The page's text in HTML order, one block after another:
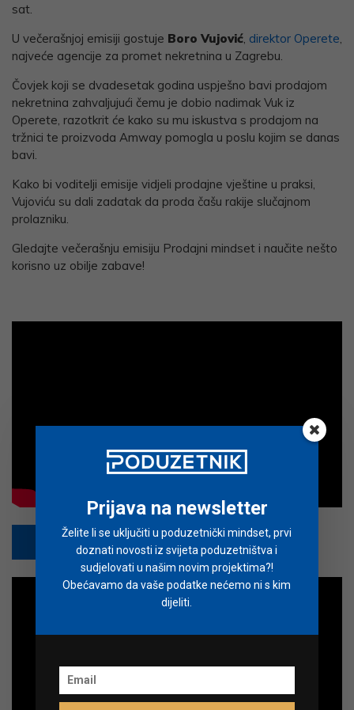
sat.
U večerašnjoj emisiji gostuje Boro Vujović, direktor Operete,
najveće agencije za promet nekretnina u Zagrebu.
Čovjek koji se dvadesetak godina uspješno bavi prodajom
nekretnina zahvaljujući čemu je dobio nadimak Vuk iz
Operete, razotkrit će kako su mu iskustva s prodajom na
tržnici te proizvoda Amway pomogla u poslu kojim se danas
bavi.
Kako bi voditelji emisije vidjeli prodajne vještine u praksi,
Vujoviću su dali zadatak da proda čašu rakije slučajnom
prolazniku.
Gledajte večerašnju emisiju Prodajni mindset i naučite nešto
korisno uz obilje zabave!
Prijava na newsletter
Želite li se uključiti u poduzetnički mindset, prvi
doznati novosti iz svijeta poduzetništva i
sudjelovati u našim novim projektima?!
Obećavamo da vaše podatke nećemo ni s kim
dijeliti.